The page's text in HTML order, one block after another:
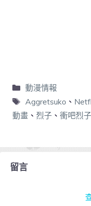
動漫情報
Aggretsuko 、
動畫 、 烈子 、 衝吧烈子
留言